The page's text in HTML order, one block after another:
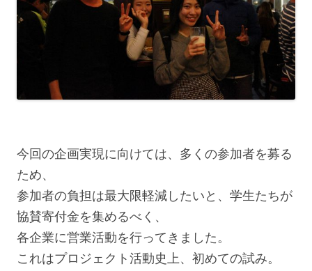
今回の企画実現に向けては、多くの参加者を募る
ため、
参加者の負担は最大限軽減したいと、学生たちが
協賛寄付金を集めるべく、
各企業に営業活動を行ってきました。
これはプロジェクト活動史上、初めての試み。